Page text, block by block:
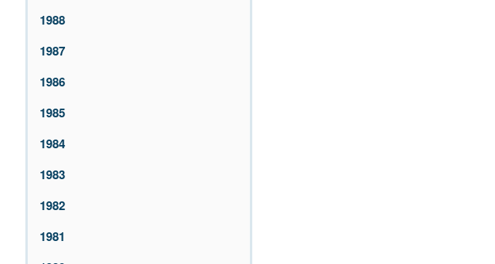
1988
1987
1986
1985
1984
1983
1982
1981